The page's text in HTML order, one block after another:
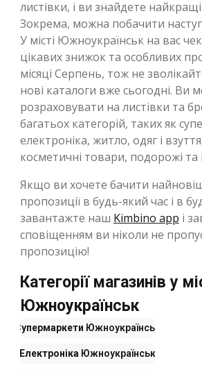
листівки, і ви знайдете
Зокрема, можна побачити
У місті Южноукраїнськ на вас
цікавих знижок та особливих
місяці Серпень, тож не
нові каталоги вже сьогодні. Ви
розраховувати на листівки та
багатьох категорій, таких як
електроніка, житло, одяг і
косметичні товари, подорожі та
Якщо ви хочете бачити
пропозиції в будь-який час і в
завантажте наш Kimbino app і
сповіщенням ви ніколи не
пропозицію!
Категорії магазинів у
Южноукраїнськ
Супермаркети Южноукраїнськ
Електроніка Южноукраїнськ